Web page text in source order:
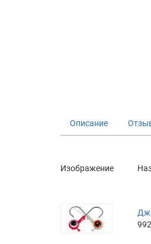
Описание
Изображение